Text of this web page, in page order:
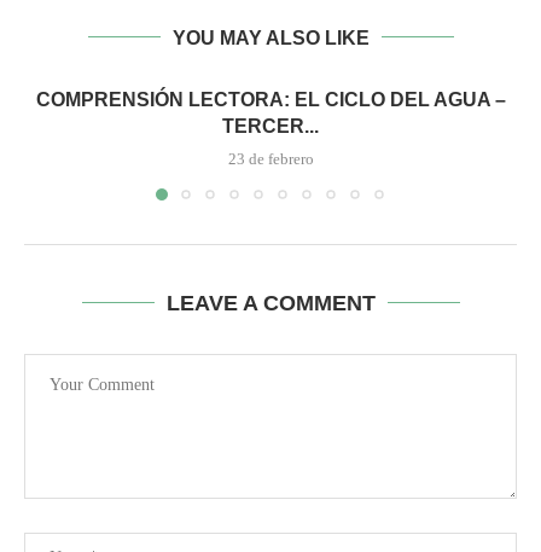
YOU MAY ALSO LIKE
COMPRENSIÓN LECTORA: EL CICLO DEL AGUA –
TERCER...
23 de febrero
LEAVE A COMMENT